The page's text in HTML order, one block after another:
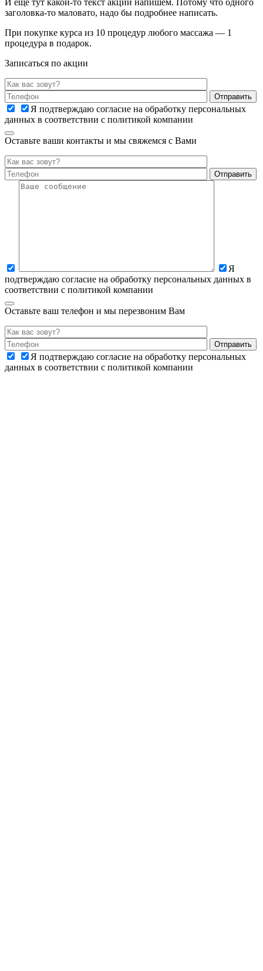
И ещё тут какой-то текст акции напишем. Потому что одного
заголовка-то маловато, надо бы подробнее написать.
При покупке курса из 10 процедур любого массажа — 1
процедура в подарок.
Записаться по акции
Я подтверждаю согласие на обработку персональных
данных в соответствии с политикой компании
Оставьте ваши контакты и мы свяжемся с Вами
Я
подтверждаю согласие на обработку персональных данных в
соответствии с политикой компании
Оставьте ваш телефон и мы перезвоним Вам
Я подтверждаю согласие на обработку персональных
данных в соответствии с политикой компании